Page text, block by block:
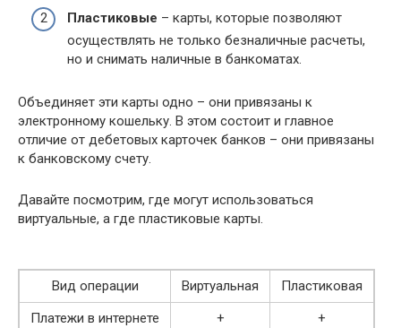
Пластиковые – карты, которые позволяют
осуществлять не только безналичные расчеты,
но и снимать наличные в банкоматах.
Объединяет эти карты одно – они привязаны к
электронному кошельку. В этом состоит и главное
отличие от дебетовых карточек банков – они привязаны
к банковскому счету.
Давайте посмотрим, где могут использоваться
виртуальные, а где пластиковые карты.
Вид операции Виртуальная
Пластиковая
Платежи в интернете
+
+